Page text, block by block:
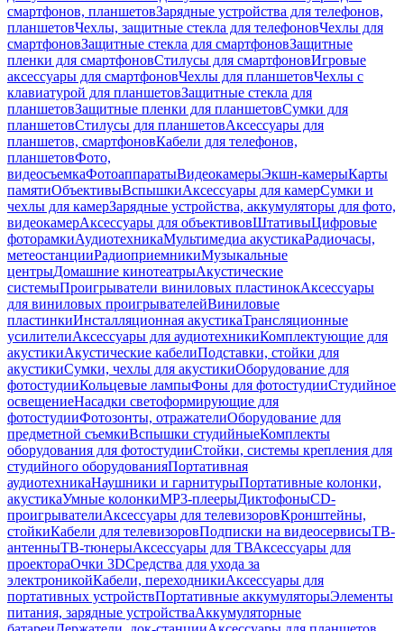
смартфонов, планшетовЗарядные устройства для телефонов,
планшетовЧехлы, защитные стекла для телефоновЧехлы для
смартфоновЗащитные стекла для смартфоновЗащитные
пленки для смартфоновСтилусы для смартфоновИгровые
аксессуары для смартфоновЧехлы для планшетовЧехлы с
клавиатурой для планшетовЗащитные стекла для
планшетовЗащитные пленки для планшетовСумки для
планшетовСтилусы для планшетовАксессуары для
планшетов, смартфоновКабели для телефонов,
планшетовФото,
видеосъемкаФотоаппаратыВидеокамерыЭкшн-камерыКарты
памятиОбъективыВспышкиАксессуары для камерСумки и
чехлы для камерЗарядные устройства, аккумуляторы для фото,
видеокамерАксессуары для объективовШтативыЦифровые
фоторамкиАудиотехникаМультимедиа акустикаРадиочасы,
метеостанцииРадиоприемникиМузыкальные
центрыДомашние кинотеатрыАкустические
системыПроигрыватели виниловых пластинокАксессуары
для виниловых проигрывателейВиниловые
пластинкиИнсталляционная акустикаТрансляционные
усилителиАксессуары для аудиотехникиКомплектующие для
акустикиАкустические кабелиПодставки, стойки для
акустикиСумки, чехлы для акустикиОборудование для
фотостудииКольцевые лампыФоны для фотостудииСтудийное
освещениеНасадки светоформирующие для
фотостудииФотозонты, отражателиОборудование для
предметной съемкиВспышки студийныеКомплекты
оборудования для фотостудииСтойки, системы крепления для
студийного оборудованияПортативная
аудиотехникаНаушники и гарнитурыПортативные колонки,
акустикаУмные колонкиMP3-плеерыДиктофоныCD-
проигрывателиАксессуары для телевизоровКронштейны,
стойкиКабели для телевизоровПодписки на видеосервисыТВ-
антенныТВ-тюнерыАксессуары для ТВАксессуары для
проектораОчки 3DСредства для ухода за
электроникойКабели, переходникиАксессуары для
портативных устройствПортативные аккумуляторыЭлементы
питания, зарядные устройстваАккумуляторные